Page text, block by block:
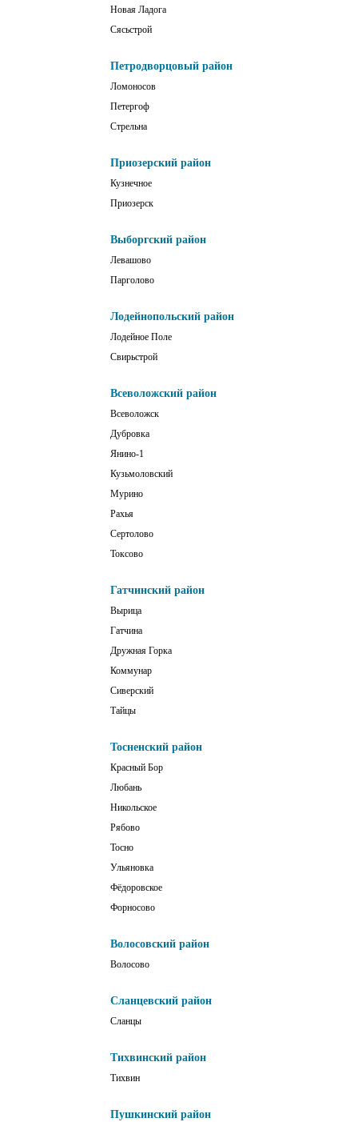
Новая Ладога
Сясьстрой
Петродворцовый район
Ломоносов
Петергоф
Стрельна
Приозерский район
Кузнечное
Приозерск
Выборгский район
Левашово
Парголово
Лодейнопольский район
Лодейное Поле
Свирьстрой
Всеволожский район
Всеволожск
Дубровка
Янино-1
Кузьмоловский
Мурино
Рахья
Сертолово
Токсово
Гатчинский район
Вырица
Гатчина
Дружная Горка
Коммунар
Сиверский
Тайцы
Тосненский район
Красный Бор
Любань
Никольское
Рябово
Тосно
Ульяновка
Фёдоровское
Форносово
Волосовский район
Волосово
Сланцевский район
Сланцы
Тихвинский район
Тихвин
Пушкинский район